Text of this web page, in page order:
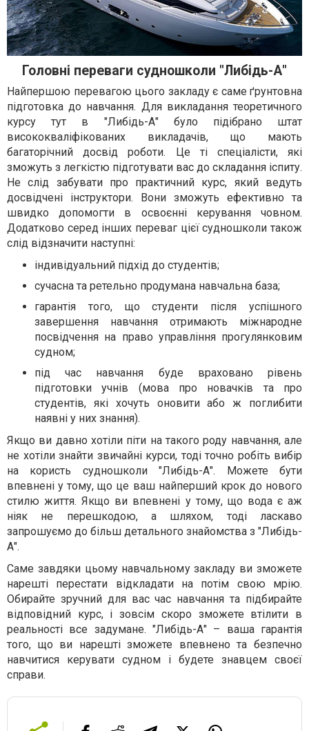
Головні переваги судношколи "Либідь-А"
Найпершою перевагою цього закладу є саме ґрунтовна
підготовка до навчання. Для викладання теоретичного
курсу тут в "Либідь-А" було підібрано штат
висококваліфікованих викладачів, що мають
багаторічний досвід роботи. Це ті спеціалісти, які
зможуть з легкістю підготувати вас до складання іспиту.
Не слід забувати про практичний курс, який ведуть
досвідчені інструктори. Вони зможуть ефективно та
швидко допомогти в освоєнні керування човном.
Додатково серед інших переваг цієї судношколи також
слід відзначити наступні:
індивідуальний підхід до студентів;
сучасна та ретельно продумана навчальна база;
гарантія того, що студенти після успішного
завершення навчання отримають міжнародне
посвідчення на право управління прогулянковим
судном;
під час навчання буде враховано рівень
підготовки учнів (мова про новачків та про
студентів, які хочуть оновити або ж поглибити
наявні у них знання).
Якщо ви давно хотіли піти на такого роду навчання, але
не хотіли знайти звичайні курси, тоді точно робіть вибір
на користь судношколи "Либідь-А". Можете бути
впевнені у тому, що це ваш найперший крок до нового
стилю життя. Якщо ви впевнені у тому, що вода є аж
ніяк не перешкодою, а шляхом, тоді ласкаво
запрошуємо до більш детального знайомства з "Либідь-
А".
Саме завдяки цьому навчальному закладу ви зможете
нарешті перестати відкладати на потім свою мрію.
Обирайте зручний для вас час навчання та підбирайте
відповідний курс, і зовсім скоро зможете втілити в
реальності все задумане. "Либідь-А" – ваша гарантія
того, що ви нарешті зможете впевнено та безпечно
навчитися керувати судном і будете знавцем своєї
справи.